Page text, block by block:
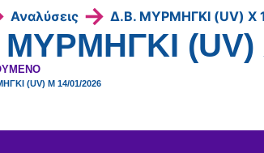
Αναλύσεις → Δ.Β. ΜΥΡΜΗΓΚΙ (UV) X
(UV)
(UV) Μ 14/01/2026